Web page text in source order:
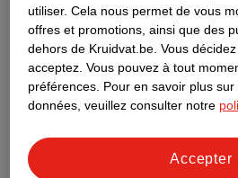
2
Conseil sur la santé
utiliser. Cela nous permet de vous
offres et promotions, ainsi que des
dehors de Kruidvat.be. Vous
acceptez. Vous pouvez à tout
préférences. Pour en savoir plus
données, veuillez consulter notre
Accepter